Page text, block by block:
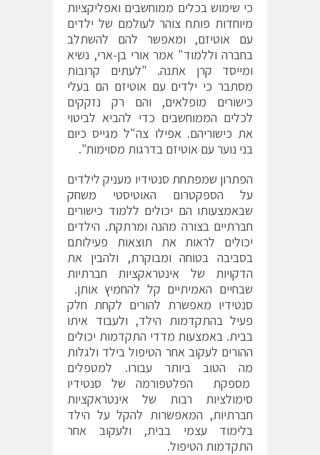
כי שימוש בכלים ממוחשבים ואפליקציות
מיוחדות פותח צוהר לעולמם של ילדים
עם אוטיזם, ומאפשר להם להשתלב
בחברה וללמוד" אמר אורי בן-ארי, נשיא
ומייסד קרן אתנה. "לעתים קרובות
מסתבר כי ילדים עם אוטיזם הם בעלי
כישורים מופלאים, והם רק נזקקים
לכלים הממוחשבים כדי להביא לביטוי
את כישוריהם. אפילו צה"ל מגייס כיום
בני נוער עם אוטיזם בדרגות מסוימות".
הפתרון שמפתחת סנטידיו מעניק לילדים
על הספקטרום האוטיסטי משחק
שבאמצעותו הם יכולים ללמוד כישורים
חברתיים בצורה מהנה ומרתקת. הילדים
יכולים לראות את תוצאות פעילותם
בסביבה בטוחה ומבוקרת, ולהבין את
הדקויות של אינטראקציות חברתיות
שבחיים האמיתיים קל להחמיץ אותן.
סנטידיו מאפשרת להורים לקחת חלק
פעיל בהתקדמות הילד, ולעבוד איתו
בבית. באמצעות מדדי התקדמות יכולים
ההורים לעקוב אחר הטיפול בילד ולגלות
מה הטוב ביותר עבורו. למטפלים
מספקת הפלטפורמה של סנטידיו
סימולציות רבות של אינטראקציות
חברתיות, המאפשרות להקל על הילד
בלימוד עצמי בבית, ולעקוב אחר
התקדמות הטיפול.